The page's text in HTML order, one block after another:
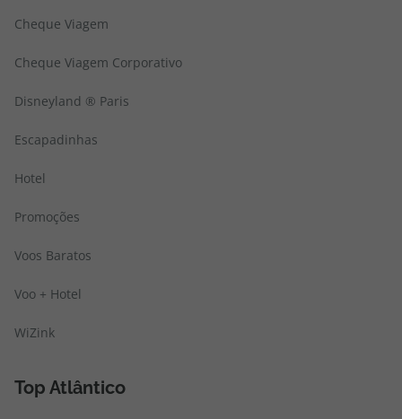
Cheque Viagem
Cheque Viagem Corporativo
Disneyland ® Paris
Escapadinhas
Hotel
Promoções
Voos Baratos
Voo + Hotel
WiZink
Top Atlântico